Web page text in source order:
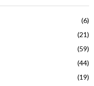
(6)
(21)
(59)
(44)
(19)